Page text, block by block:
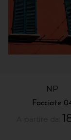
NP
Facciate